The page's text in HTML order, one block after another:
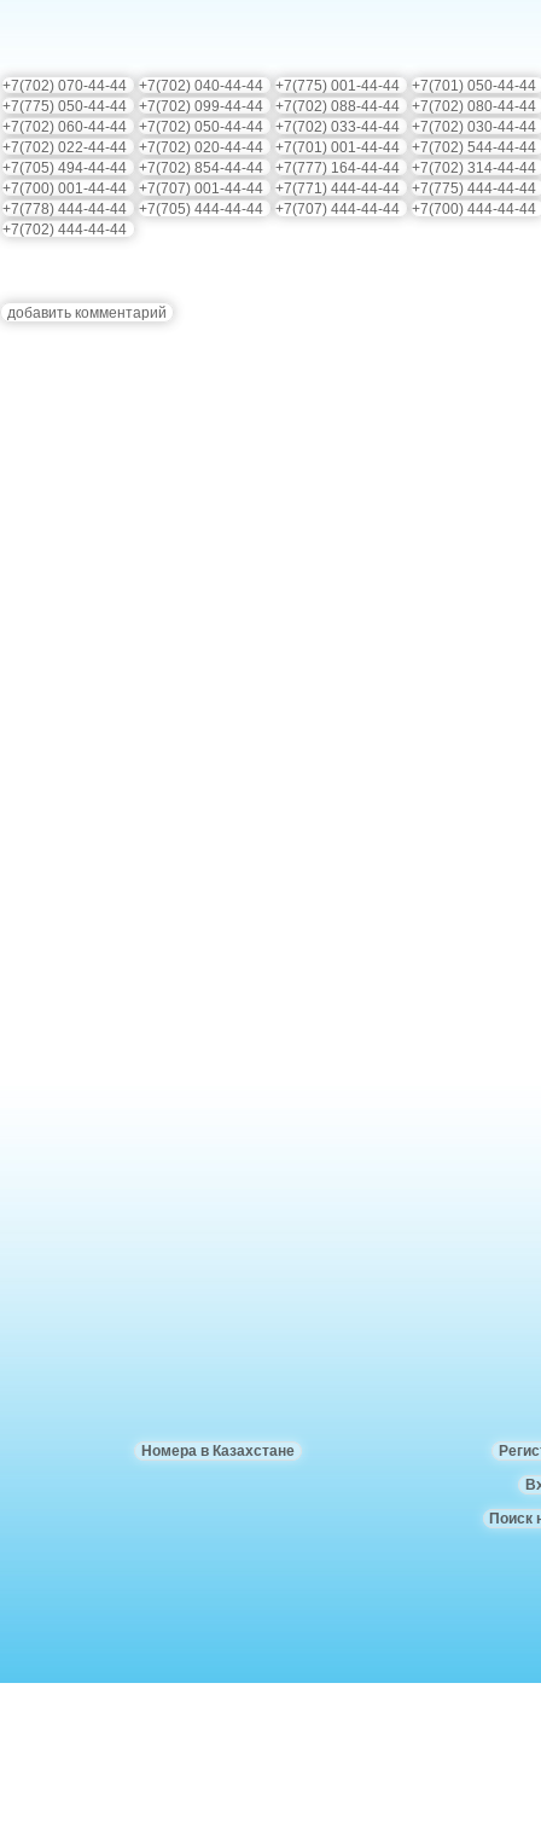
+7(702) 070-44-44 +7(702) 040-44-44 +7(775) 001-44-44
+7(701) 050-44-
+7(775) 050-44-44
+7(702) 099-44-44 +7(702) 088-44-44
+7(702) 080-44-
+7(702) 060-44-44
+7(702) 050-44-44 +7(702) 033-44-44
+7(702) 030-44-
+7(702) 022-44-44
+7(702) 020-44-44 +7(701) 001-44-44
+7(702) 544-44-
+7(705) 494-44-44
+7(702) 854-44-44 +7(777) 164-44-44
+7(702) 314-44-
+7(700) 001-44-44
+7(707) 001-44-44 +7(771) 444-44-44
+7(775) 444-44-
+7(778) 444-44-44
+7(705) 444-44-44 +7(707) 444-44-44
+7(700) 444-44-
+7(702) 444-44-44
добавить комментарий
Номера в Казахстане
Поиск